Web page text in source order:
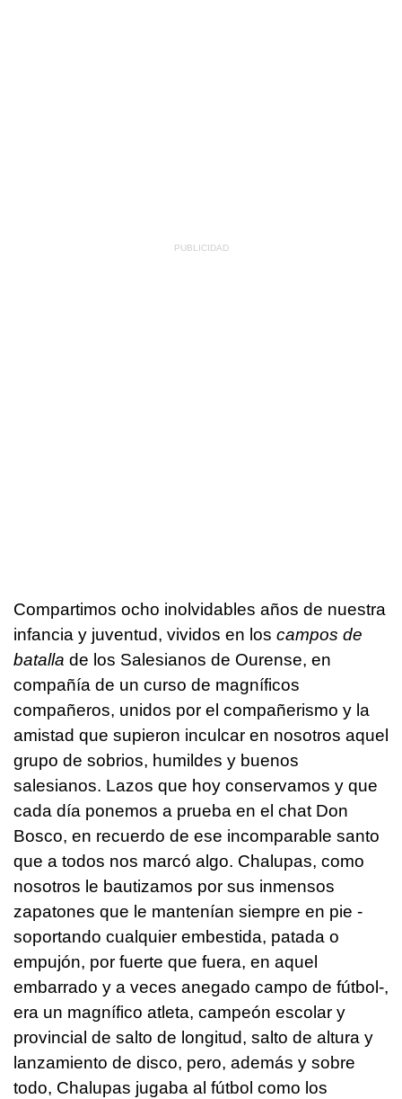
Compartimos ocho inolvidables años de nuestra
infancia y juventud, vividos en los campos de
batalla de los Salesianos de Ourense, en
compañía de un curso de magníficos
compañeros, unidos por el compañerismo y la
amistad que supieron inculcar en nosotros aquel
grupo de sobrios, humildes y buenos
salesianos. Lazos que hoy conservamos y que
cada día ponemos a prueba en el chat Don
Bosco, en recuerdo de ese incomparable santo
que a todos nos marcó algo. Chalupas, como
nosotros le bautizamos por sus inmensos
zapatones que le mantenían siempre en pie -
soportando cualquier embestida, patada o
empujón, por fuerte que fuera, en aquel
embarrado y a veces anegado campo de fútbol-,
era un magnífico atleta, campeón escolar y
provincial de salto de longitud, salto de altura y
lanzamiento de disco, pero, además y sobre
todo, Chalupas jugaba al fútbol como los